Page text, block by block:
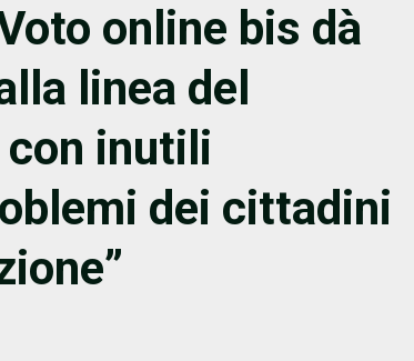
online bis dà
linea del
con inutili
dei cittadini